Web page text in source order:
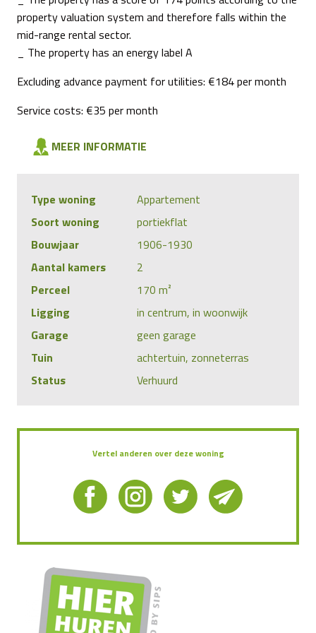
property valuation system and therefore falls within the
mid-range rental sector.
_ The property has an energy label A
Excluding advance payment for utilities: €184 per month
Service costs: €35 per month
MEER INFORMATIE
Type woning
Appartement
Soort woning
portiekflat
Bouwjaar
1906-1930
Aantal kamers
2
Perceel
170 m²
Ligging
in centrum, in woonwijk
Garage
geen garage
Tuin
achtertuin, zonneterras
Status
Verhuurd
Vertel anderen over deze woning